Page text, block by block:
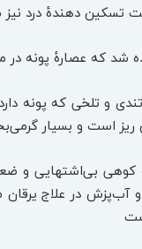
تسکین دهندهٔ درد
شد که عصارهٔ پونه
و تلخی که پونه
ریز است و بسیار
کوهی بی‌اشتهایی و
در علاج یرقان